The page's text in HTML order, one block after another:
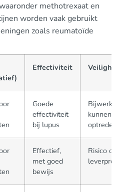
methotrexaat en
worden vaak gebruikt
zoals reumatoïde
Effectiviteit Veiligheid
Goede
effectiviteit
bij lupus
kunnen
optreden
Effectief,
met goed
bewijs
Risico op